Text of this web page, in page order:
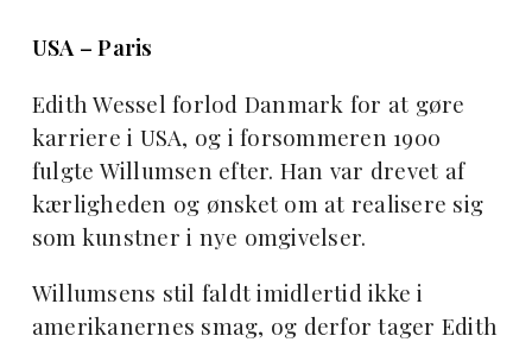
USA – Paris
Edith Wessel forlod Danmark for at gøre
karriere i USA, og i forsommeren 1900
fulgte Willumsen efter. Han var drevet af
kærligheden og ønsket om at realisere sig
som kunstner i nye omgivelser.
Willumsens stil faldt imidlertid ikke i
amerikanernes smag, og derfortager Edith